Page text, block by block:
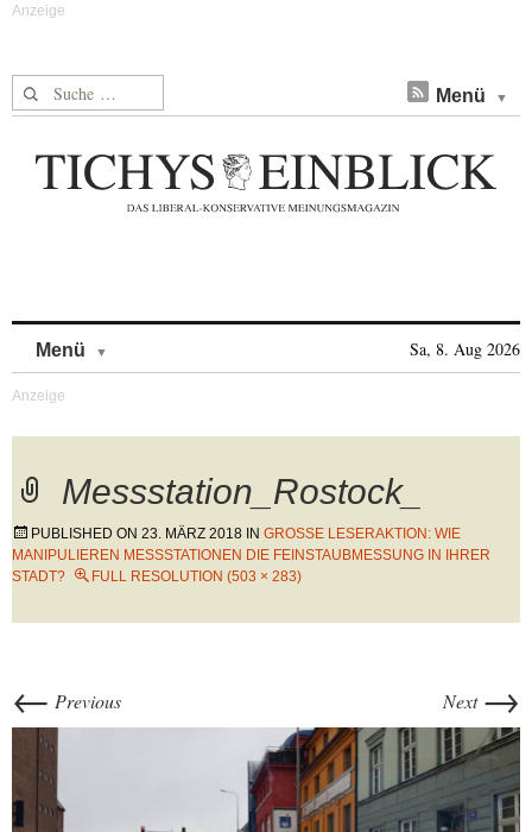
Suche nach: Menü
Menü Sa, 8. Aug 2026
Messstation_Rostock_
PUBLISHED ON 23. MÄRZ 2018 IN GROSSE LESERAKTION: WIE M
ANIPULIEREN MESSSTATIONEN DIE FEINSTAUBMESSUNG IN IHRER S
TADT?
FULL RESOLUTION (503 × 283)
← Previous Next →